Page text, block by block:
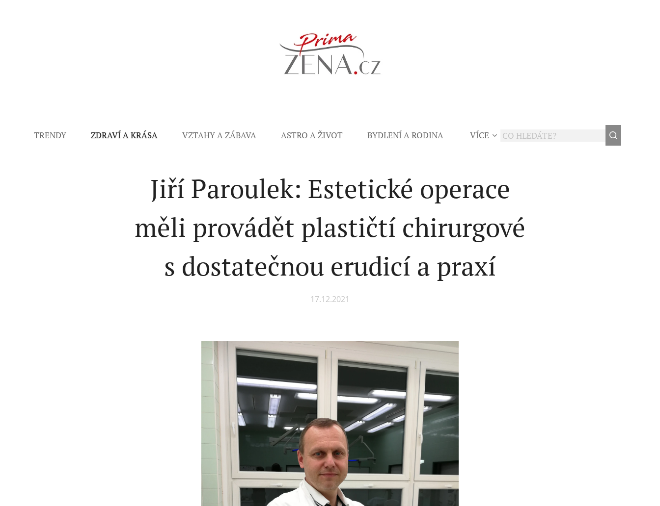
TRENDY ZDRAVÍ A KRÁSA VZTAHY A ZÁBAVA ASTRO A ŽIVOT BYDLENÍ A RODINA VÍCE
Jiří Paroulek: Estetické operace
měli provádět plastičtí chirurgové
s dostatečnou erudicí a praxí
17.12.2021